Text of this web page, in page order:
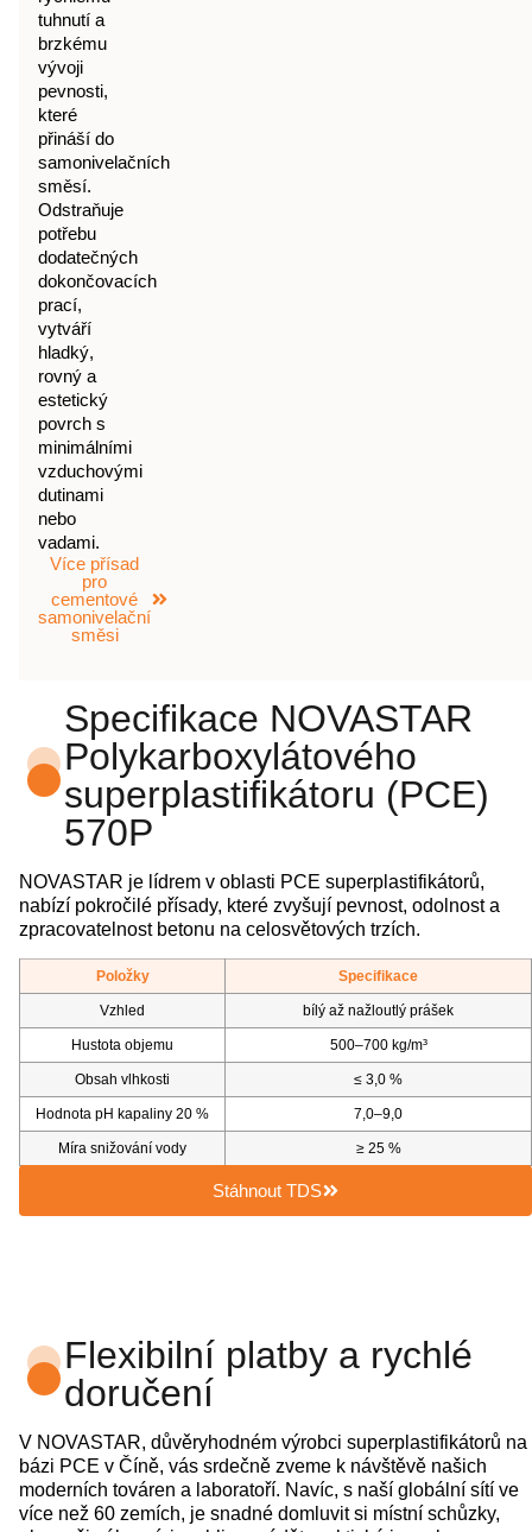
tuhnutí a
brzkému
vývoji
pevnosti,
které
přináší do
samonivelačních
směsí.
Odstraňuje
potřebu
dodatečných
dokončovacích
prací,
vytváří
hladký,
rovný a
estetický
povrch s
minimálními
vzduchovými
dutinami
nebo
vadami.
Více přísad
pro
cementové
samonivelační
směsi
Specifikace NOVASTAR
Polykarboxylátového
superplastifikátoru (PCE)
570P
NOVASTAR je lídrem v oblasti PCE superplastifikátorů,
nabízí pokročilé přísady, které zvyšují pevnost, odolnost a
zpracovatelnost betonu na celosvětových trzích.
Položky Specifikace
Vzhled bílý až nažloutlý prášek
Hustota objemu 500–700 kg/m³
Obsah vlhkosti ≤ 3,0 %
Hodnota pH kapaliny 20 % 7,0–9,0
Míra snižování vody ≥ 25 %
Stáhnout TDS
Flexibilní platby a rychlé
doručení
V NOVASTAR, důvěryhodném výrobci superplastifikátorů na
bázi PCE v Číně, vás srdečně zveme k návštěvě našich
moderních továren a laboratoří. Navíc, s naší globální sítí ve
více než 60 zemích, je snadné domluvit si místní schůzky,